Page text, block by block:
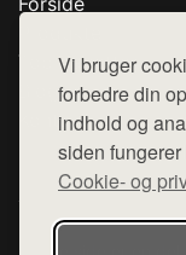
Vi bruger
forbedre din
indhold og
siden
Cookie- og
Top Rabatter
Blog
Kontakt
Denne side er en